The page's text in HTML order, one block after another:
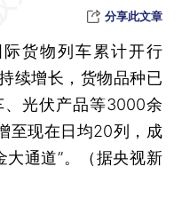
分享此文章
货物列车累计开行
续增长，货物品种已
光伏产品等3000余
至现在日均20列，成
大通道”。（据央视新